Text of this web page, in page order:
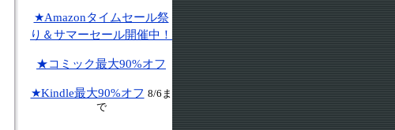
★Amazonタイムセール祭
り＆サマーセール開催中！
★コミック最大90%オフ
★Kindle最大90%オフ 8/6ま
で